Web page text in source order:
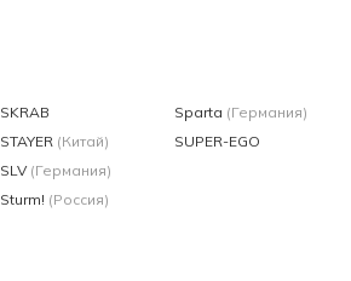
SKRAB
STAYER (Китай)
SLV (Германия)
Sturm! (Россия)
Sparta (Германия)
SUPER-EGO